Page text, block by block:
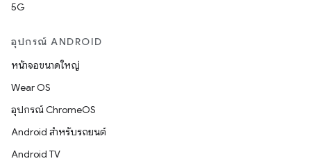
5G
อุปกรณ์ ANDROID
หน้าจอขนาดใหญ่
Wear OS
อุปกรณ์ ChromeOS
Android สำหรับรถยนต์
Android TV